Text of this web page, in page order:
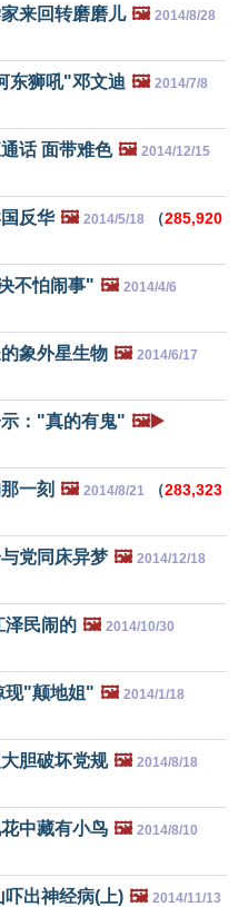
来回转磨磨儿 🖼️ 2014/8/28
东狮吼"邓文迪 🖼️ 2014/7/8
话 面带难色 🖼️ 2014/12/15
反华 🖼️ 2014/5/18 （285,920
不怕闹事" 🖼️ 2014/4/6
象外星生物 🖼️ 2014/6/17
："真的有鬼" 🖼️▶️
一刻 🖼️ 2014/8/21 （283,323
党同床异梦 🖼️ 2014/12/18
泽民闹的 🖼️ 2014/10/30
现"颠地姐" 🖼️ 2014/1/18
胆破坏党规 🖼️ 2014/8/18
中藏有小鸟 🖼️ 2014/8/10
吓出神经病(上) 🖼️ 2014/11/13